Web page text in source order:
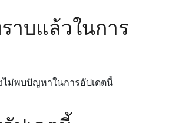
าบแล้วในการ
ไม่พบปัญหาในการอัปเดตนี้